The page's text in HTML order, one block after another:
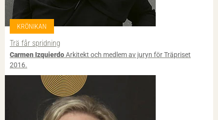
KRÖNIKAN
Trä får spridning
Carmen IzquierdoArkitekt och medlem av juryn för Träpriset
2016.